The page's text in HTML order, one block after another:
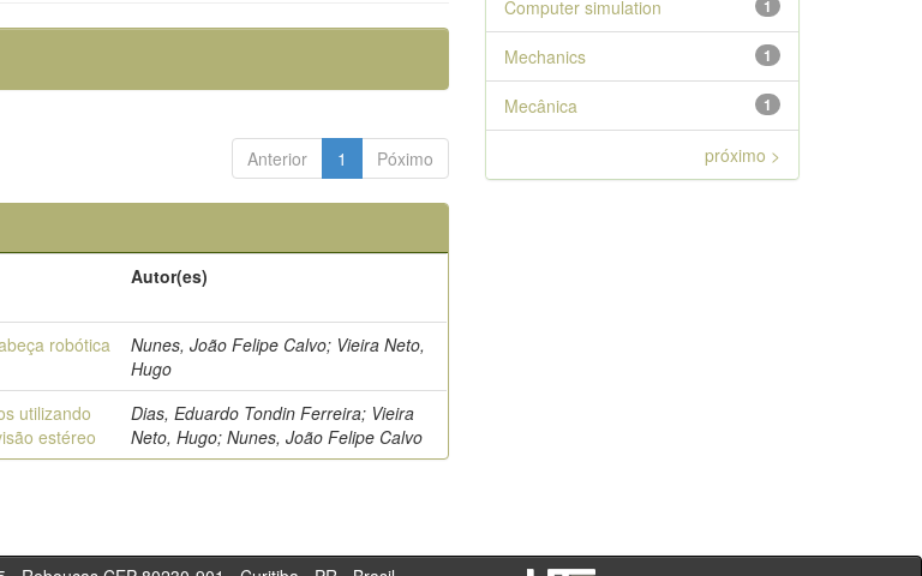
Anterior 1 Póximo
Autor(es)
robótica
Nunes, João Felipe Calvo; Vieira Neto,
Hugo
utilizando
estéreo
Dias, Eduardo Tondin Ferreira; Vieira
Neto, Hugo; Nunes, João Felipe Calvo
1
Computer simulation
1
Mechanics
1
Mecânica
próximo >